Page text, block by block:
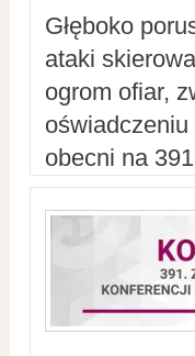
Głęboko
ataki
ogrom ofiar,
obecni na